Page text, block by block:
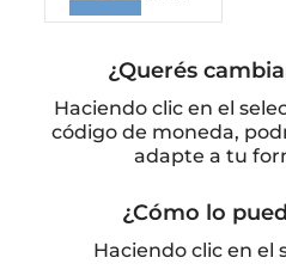
¿Querés
Haciendo clic en el
código de moneda,
adapte a tu
¿Cómo lo
Haciendo clic en el